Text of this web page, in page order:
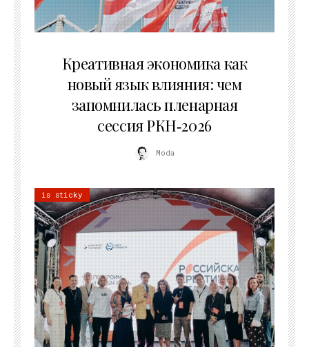
Креативная экономика как
новый язык влияния: чем
запомнилась пленарная
сессия РКН‑2026
Moda
is sticky